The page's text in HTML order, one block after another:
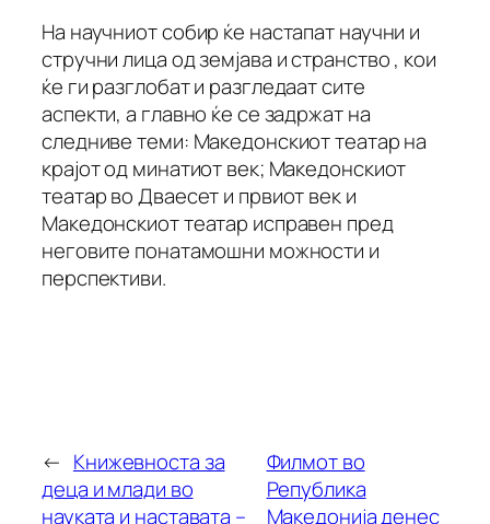
На научниот собир ќе настапат научни и
стручни лица од земјава и странство , кои
ќе ги разглобат и разгледаат сите
аспекти, а главно ќе се задржат на
следниве теми: Македонскиот театар на
крајот од минатиот век; Македонскиот
театар во Дваесет и првиот век и
Македонскиот театар исправен пред
неговите понатамошни можности и
перспективи.
← Kнижевноста за
деца и млади во
науката и наставата –
Филмот во
Република
Македонија денес